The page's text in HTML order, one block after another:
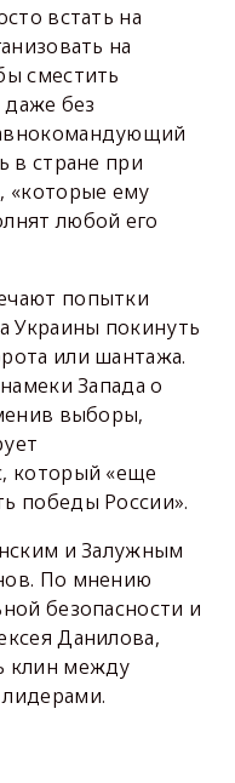
встать на
на
сместить
без
в стране при
«которые ему
любой его
попытки
Украины покинуть
или шантажа.
Запада о
выборы,
который «еще
победы России».
и Залужным
По мнению
безопасности и
Данилова,
клин между